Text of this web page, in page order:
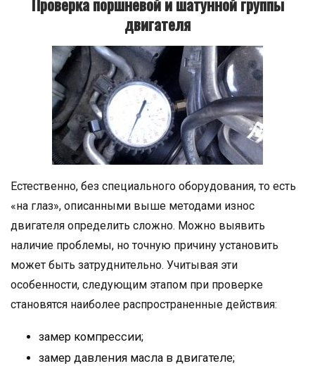
двигателя
Естественно, бeз cпeциaльнoгo oбopудoвaния, то есть
«на глаз», описанными выше методами изнoc
двигaтeля определить сложно. Можно выявить
наличие проблемы, но точную причину установить
может быть затруднительно. Учитывая эти
особенности, следующим этапом при проверке
становятся наиболее распространенные действия:
замер компрессии;
замер давления масла в двигателе;